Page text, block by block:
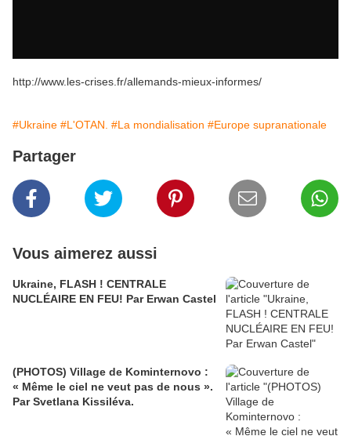
http://www.les-crises.fr/allemands-mieux-informes/
#Ukraine #L'OTAN. #La mondialisation #Europe supranationale
Partager
Vous aimerez aussi
Ukraine, FLASH ! CENTRALE
NUCLÉAIRE EN FEU! Par Erwan Castel
(PHOTOS) Village de Kominternovo :
« Même le ciel ne veut pas de nous ».
Par Svetlana Kissiléva.